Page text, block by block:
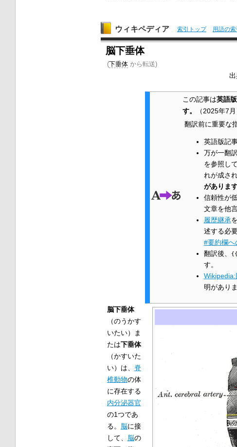
ウィキペディア 索引トップ 用語の索
脳下垂体
(下垂体から転送)
この記事は英語
す。
（2025年7月
翻訳前に重要な
英語版記
万が一翻
を参照し
れが成さ
があります
信頼性が
文章を他
履歴継承
述する必
#要約欄へ
翻訳後、
{{
す。
Wikipedia:
明がありま
脳下垂体
（のうかす
いたい）ま
たは下垂体
（かすいた
い）は、 脊
椎動物の体
に存在する
内分泌器官
の1つであ
る。 脳に接
して、 脳の